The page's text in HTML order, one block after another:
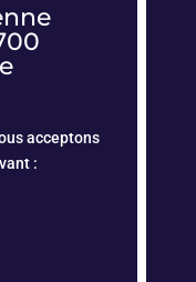
acceptons
: